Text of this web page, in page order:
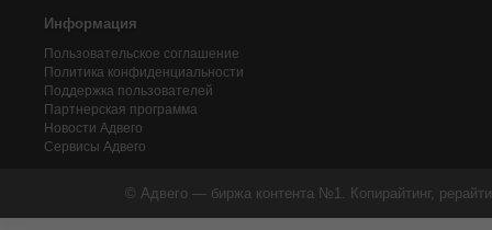
Информация
Пользовательское соглашение
Политика конфиденциальности
Поддержка пользователей
Партнерская программа
Новости Адвего
Сервисы Адвего
© Адвего — биржа контента №1. Копирайтинг,